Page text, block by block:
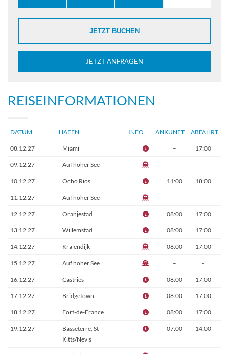
JETZT BUCHEN
JETZT ANFRAGEN
REISEINFORMATIONEN
DATUM HAFEN INFO ANKUNFT ABFAHRT
08.12.27 Miami – 17:00
09.12.27 Auf hoher See – –
10.12.27 Ocho Rios 11:00 18:00
11.12.27 Auf hoher See – –
12.12.27 Oranjestad 08:00 17:00
13.12.27 Willemstad 08:00 17:00
14.12.27 Kralendijk 08:00 17:00
15.12.27 Auf hoher See – –
16.12.27 Castries 08:00 17:00
17.12.27 Bridgetown 08:00 17:00
18.12.27 Fort-de-France 08:00 17:00
19.12.27
Basseterre, St
Kitts/Nevis
07:00 14:00
20.12.27 Auf hoher See